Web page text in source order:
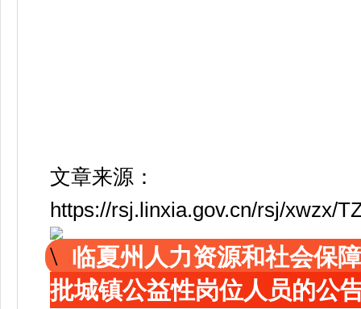
文章来源：
https://rsj.linxia.gov.cn/rsj/xwzx/
临夏州人力资源和社会保
批城镇公益性岗位人员的公